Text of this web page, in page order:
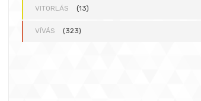
VITORLÁS (13)
VÍVÁS (323)